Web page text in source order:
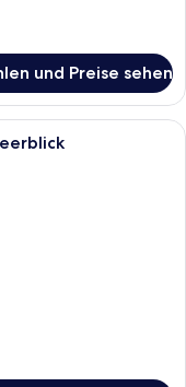
und Preise sehen
mit großem